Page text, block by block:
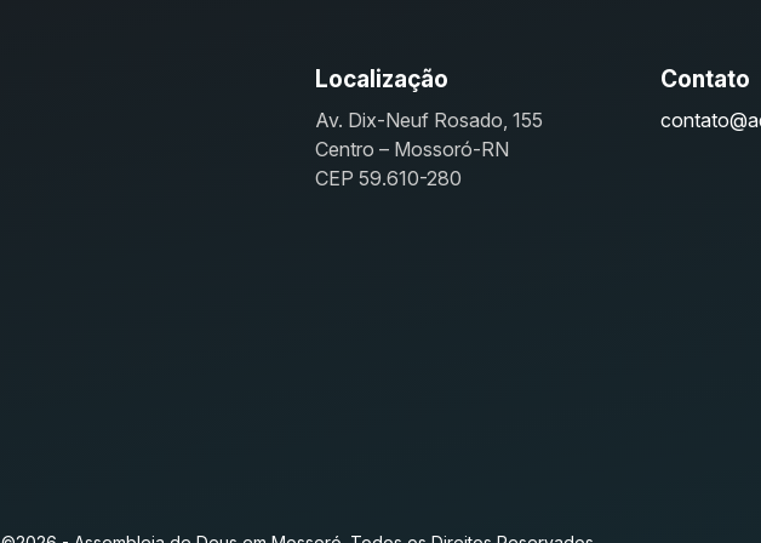
Localização
Av. Dix-Neuf Rosado, 155
Centro – Mossoró-RN
CEP 59.610-280
Contato